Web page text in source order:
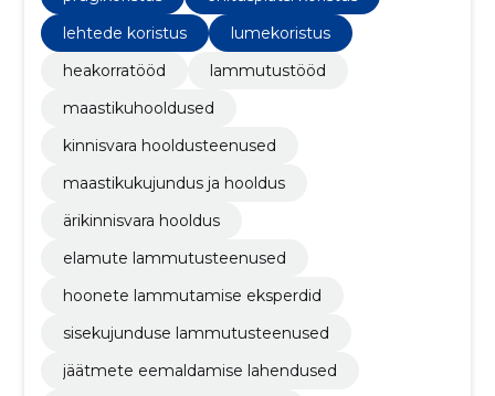
sisekujunduse lammutamise ja heakorratööde
valdkondades.
lehtede koristus
lumekoristus
heakorratööd
lammutustööd
maastikuhooldused
kinnisvara hooldusteenused
maastikukujundus ja hooldus
ärikinnisvara hooldus
elamute lammutusteenused
hoonete lammutamise eksperdid
sisekujunduse lammutusteenused
jäätmete eemaldamise lahendused